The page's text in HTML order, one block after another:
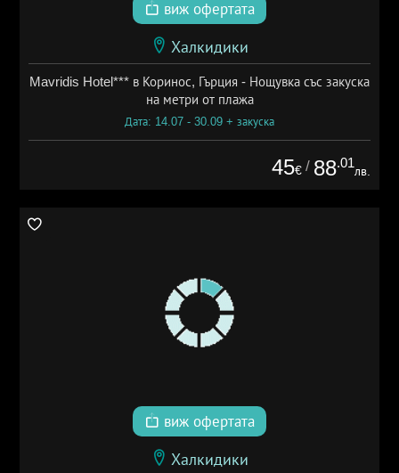
виж офертата
Халкидики
Mavridis Hotel*** в Коринос, Гърция - Нощувка със закуска
на метри от плажа
Дата: 14.07 - 30.09 + закуска
45€ / 88.01
лв.
виж офертата
Халкидики